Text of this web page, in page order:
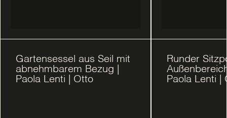
Gartensessel aus Seil mit
abnehmbarem Bezug |
Paola Lenti | Otto
Runder
Paola Lenti |